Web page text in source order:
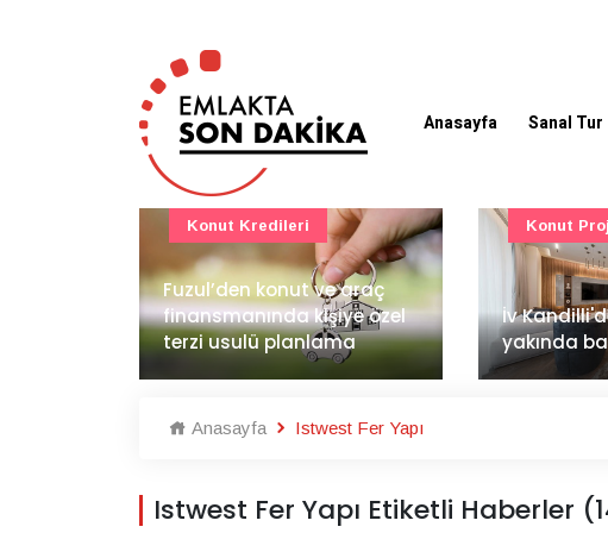
Anasayfa Sanal Tur
İv Kandilli'de yaşam
yakında başlıyor
Konut Projeleri
BAE’nin ilk
demiryolu
İnşaat
Ulaşım
Anasayfa Istwest Fer Yapı
Istwest Fer Yapı Etiketli Haberler